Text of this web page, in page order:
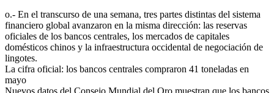
o.- En el transcurso de una semana, tres partes distintas del sistema
financiero global avanzaron en la misma dirección: las reservas
oficiales de los bancos centrales, los mercados de capitales
domésticos chinos y la infraestructura occidental de negociación de
lingotes.
La cifra oficial: los bancos centrales compraron 41 toneladas en
mayo
Nuevos datos del Consejo Mundial del Oro muestran que los bancos